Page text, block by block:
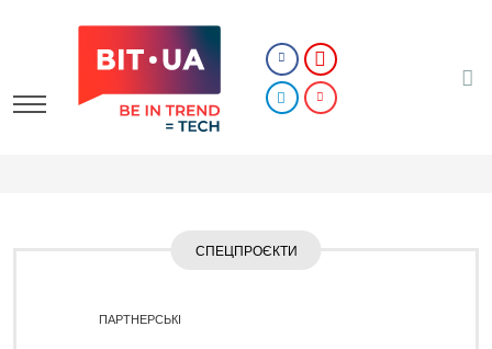
СПЕЦПРОЄКТИ
ПАРТНЕРСЬКІ